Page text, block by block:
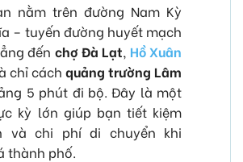
nằm trên đường Nam Kỳ
– tuyến đường huyết mạch
đến chợ Đà Lạt, Hồ Xuân
chỉ cách quảng trường Lâm
5 phút đi bộ. Đây là một
kỳ lớn giúp bạn tiết kiệm
và chi phí di chuyển khi
thành phố.